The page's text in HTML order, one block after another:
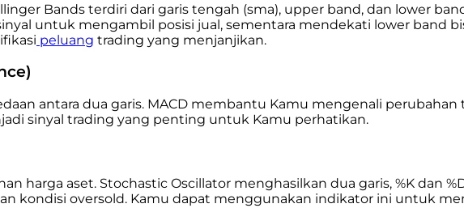
Bands terdiri dari garis tengah (sma), upper band, dan lower
untuk mengambil posisi jual, sementara mendekati lower band
peluang trading yang menjanjikan.
antara dua garis. MACD membantu Kamu mengenali
sinyal trading yang penting untuk Kamu perhatikan.
aset. Stochastic Oscillator menghasilkan dua garis, %K dan
kondisi oversold. Kamu dapat menggunakan indikator ini untuk